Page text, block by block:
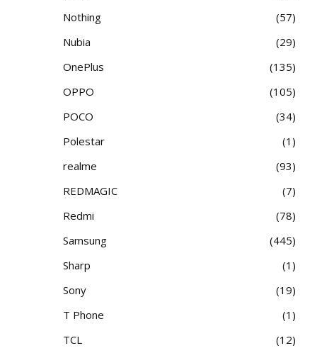
Nothing
57
Nubia
29
OnePlus
135
OPPO
105
POCO
34
Polestar
1
realme
93
REDMAGIC
7
Redmi
78
Samsung
445
Sharp
1
Sony
19
T Phone
1
TCL
12